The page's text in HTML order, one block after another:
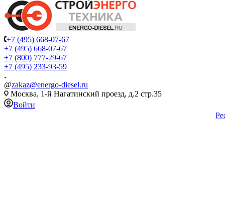
+7 (495) 668-07-67
+7 (495) 668-07-67
+7 (800) 777-29-67
+7 (495) 233-93-59
@zakaz@energo-diesel.ru
Москва, 1-й Нагатинский проезд, д.2 стр.35
Войти